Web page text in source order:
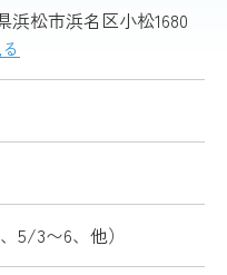
浜松市浜名区小松1680
5/3〜6、他）